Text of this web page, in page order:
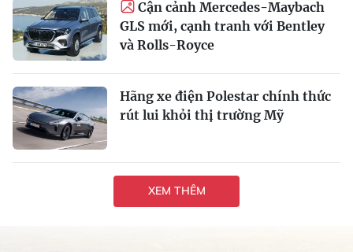
Cận cảnh Mercedes-Maybach
GLS mới, cạnh tranh với Bentley
và Rolls-Royce
Hãng xe điện Polestar chính thức
rút lui khỏi thị trường Mỹ
XEM THÊM